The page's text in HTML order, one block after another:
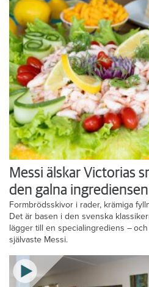
Messi älskar Victorias
den galna ingrediensen
Formbrödsskivor i rader, krämiga
Det är basen i den svenska
lägger till en specialingrediens –
självaste Messi.